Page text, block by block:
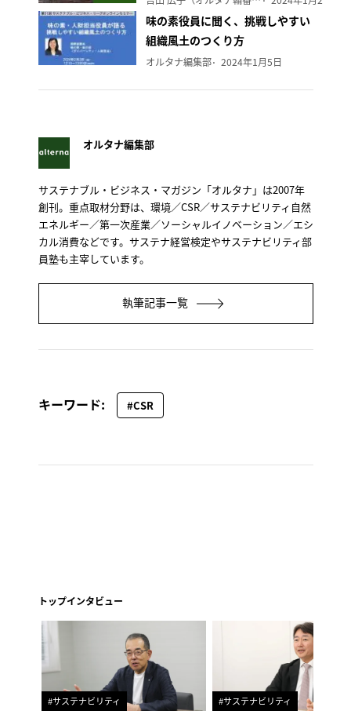
味の素役員に聞く、挑戦しやすい
組織風土のつくり方
オルタナ編集部 2024年1月5日
オルタナ編集部
サステナブル・ビジネス・マガジン「オルタナ」は2007年
創刊。重点取材分野は、環境／CSR／サステナビリティ自然
エネルギー／第一次産業／ソーシャルイノベーション／エシ
カル消費などです。サステナ経営検定やサステナビリティ部
員塾も主宰しています。
執筆記事一覧
キーワード: #CSR
トップインタビュー
#サステナビリティ #サステナビリティ